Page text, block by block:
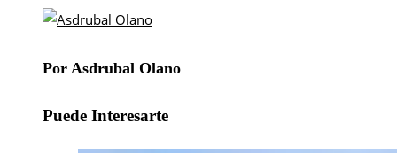
Por Asdrubal Olano
Puede Interesarte